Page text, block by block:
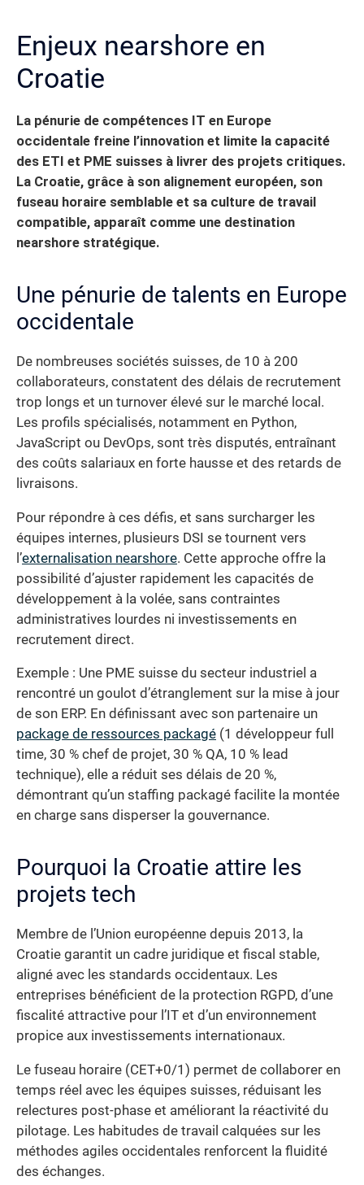
Enjeux nearshore en
Croatie
La pénurie de compétences IT en Europe
occidentale freine l’innovation et limite la capacité
des ETI et PME suisses à livrer des projets critiques.
La Croatie, grâce à son alignement européen, son
fuseau horaire semblable et sa culture de travail
compatible, apparaît comme une destination
nearshore stratégique.
Une pénurie de talents en Europe
occidentale
De nombreuses sociétés suisses, de 10 à 200
collaborateurs, constatent des délais de recrutement
trop longs et un turnover élevé sur le marché local.
Les profils spécialisés, notamment en Python,
JavaScript ou DevOps, sont très disputés, entraînant
des coûts salariaux en forte hausse et des retards de
livraisons.
Pour répondre à ces défis, et sans surcharger les
équipes internes, plusieurs DSI se tournent vers
l’externalisation nearshore. Cette approche offre la
possibilité d’ajuster rapidement les capacités de
développement à la volée, sans contraintes
administratives lourdes ni investissements en
recrutement direct.
Exemple : Une PME suisse du secteur industriel a
rencontré un goulot d’étranglement sur la mise à jour
de son ERP. En définissant avec son partenaire un
package de ressources packagé (1 développeur full
time, 30 % chef de projet, 30 % QA, 10 % lead
technique), elle a réduit ses délais de 20 %,
démontrant qu’un staffing packagé facilite la montée
en charge sans disperser la gouvernance.
Pourquoi la Croatie attire les
projets tech
Membre de l’Union européenne depuis 2013, la
Croatie garantit un cadre juridique et fiscal stable,
aligné avec les standards occidentaux. Les
entreprises bénéficient de la protection RGPD, d’une
fiscalité attractive pour l’IT et d’un environnement
propice aux investissements internationaux.
Le fuseau horaire (CET+0/1) permet de collaborer en
temps réel avec les équipes suisses, réduisant les
relectures post-phase et améliorant la réactivité du
pilotage. Les habitudes de travail calquées sur les
méthodes agiles occidentales renforcent la fluidité
des échanges.